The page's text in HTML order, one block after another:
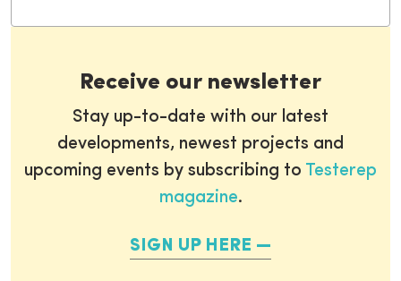
Receive our newsletter
Stay up-to-date with our latest
developments, newest projects and
upcoming events by subscribing to Testerep
magazine.
SIGN UP HERE